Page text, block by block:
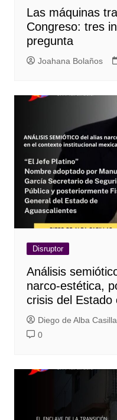
Las máquinas
Congreso: tres
pregunta
Joahana Bolaños
Disruptor
Análisis
narco-estética,
crisis del Estado
Diego de Alba
0